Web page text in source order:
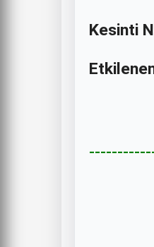
Kesinti